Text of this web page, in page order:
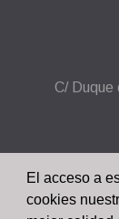
C/ Duque
El acceso a
cookies